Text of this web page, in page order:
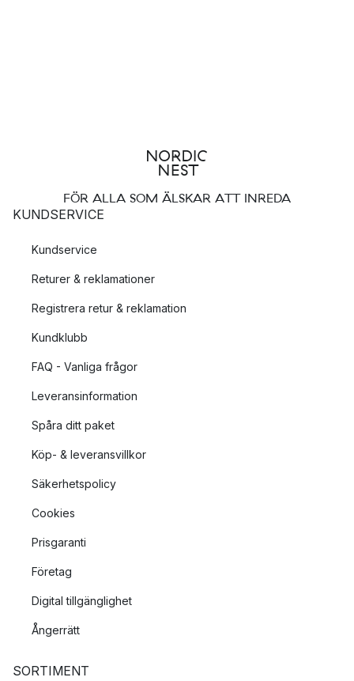
FÖR ALLA SOM ÄLSKAR ATT INREDA
KUNDSERVICE
Kundservice
Returer & reklamationer
Registrera retur & reklamation
Kundklubb
FAQ - Vanliga frågor
Leveransinformation
Spåra ditt paket
Köp- & leveransvillkor
Säkerhetspolicy
Cookies
Prisgaranti
Företag
Digital tillgänglighet
Ångerrätt
SORTIMENT